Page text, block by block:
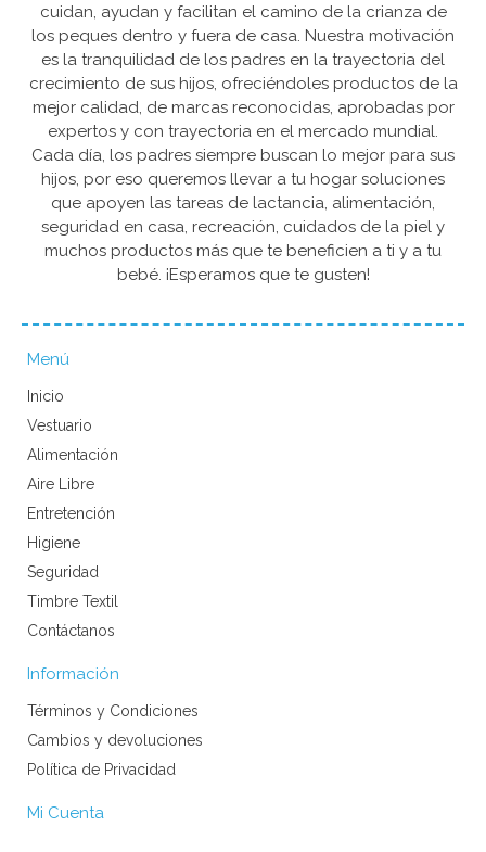
cuidan, ayudan y facilitan el camino de la crianza de
los peques dentro y fuera de casa. Nuestra motivación
es la tranquilidad de los padres en la trayectoria del
crecimiento de sus hijos, ofreciéndoles productos de la
mejor calidad, de marcas reconocidas, aprobadas por
expertos y con trayectoria en el mercado mundial.
Cada día, los padres siempre buscan lo mejor para sus
hijos, por eso queremos llevar a tu hogar soluciones
que apoyen las tareas de lactancia, alimentación,
seguridad en casa, recreación, cuidados de la piel y
muchos productos más que te beneficien a ti y a tu
bebé. ¡Esperamos que te gusten!
Menú
Inicio
Vestuario
Alimentación
Aire Libre
Entretención
Higiene
Seguridad
Timbre Textil
Contáctanos
Información
Términos y Condiciones
Cambios y devoluciones
Política de Privacidad
Mi Cuenta